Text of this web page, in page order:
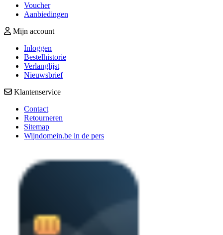
Voucher
Aanbiedingen
Mijn account
Inloggen
Bestelhistorie
Verlanglijst
Nieuwsbrief
Klantenservice
Contact
Retourneren
Sitemap
Wijndomein.be in de pers